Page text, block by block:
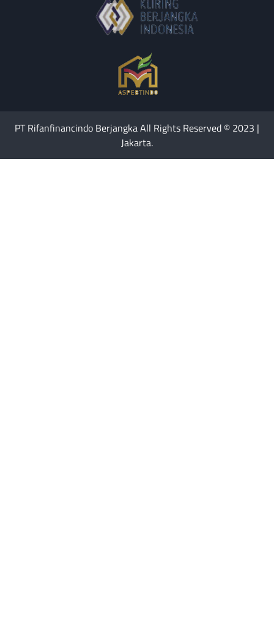
PT Rifanfinancindo Berjangka All Rights Reserved © 2023 |
Jakarta.